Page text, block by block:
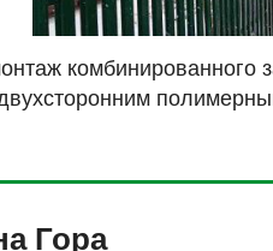
комбинированного
Гора